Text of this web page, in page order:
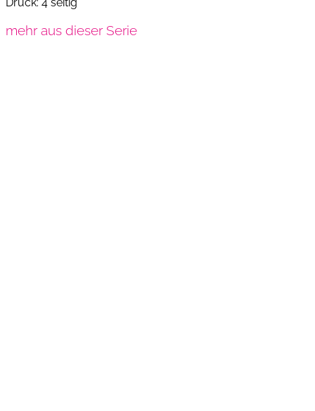
mehr aus dieser Serie